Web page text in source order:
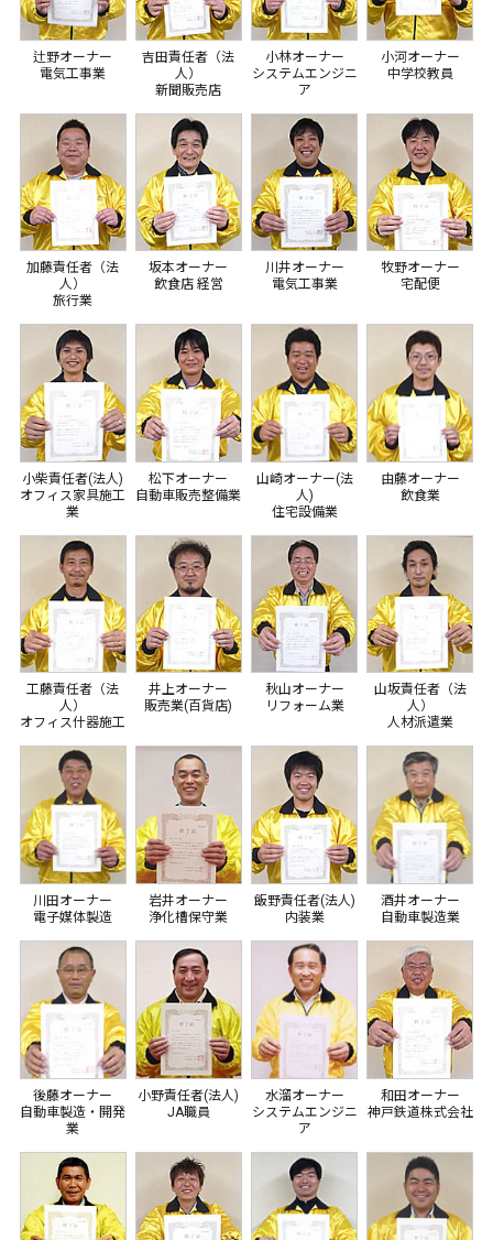
辻野オーナー
電気工事業
吉田責任者（法
人）
新聞販売店
小林オーナー
システムエンジニ
ア
小河オーナー
中学校教員
加藤責任者（法
人）
旅行業
坂本オーナー
飲食店 経営
川井オーナー
電気工事業
牧野オーナー
宅配便
小柴責任者(法人)
オフィス家具施工
業
松下オーナー
自動車販売整備業
山崎オーナー(法
人)
住宅設備業
由藤オーナー
飲食業
工藤責任者（法
人）
オフィス什器施工
井上オーナー
販売業(百貨店)
秋山オーナー
リフォーム業
山坂責任者（法
人）
人材派遣業
川田オーナー
電子媒体製造
岩井オーナー
浄化槽保守業
飯野責任者(法人)
内装業
酒井オーナー
自動車製造業
後藤オーナー
自動車製造・開発
業
小野責任者(法人)
JA職員
水溜オーナー
システムエンジニ
ア
和田オーナー
神戸鉄道株式会社